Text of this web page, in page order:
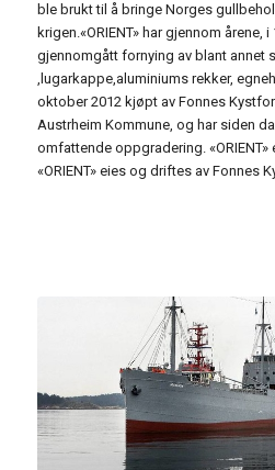
ble brukt til å bringe Norges
krigen.«ORIENT» har gjennom årene,
gjennomgått fornying av blant annet
,lugarkappe,aluminiums rekker,
oktober 2012 kjøpt av Fonnes
Austrheim Kommune, og har siden
omfattende oppgradering.
«ORIENT» eies og driftes av Fonnes